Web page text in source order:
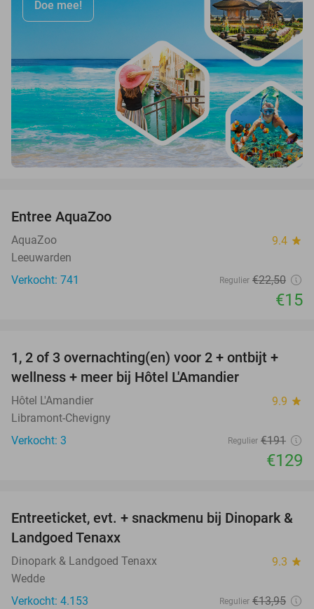
Doe mee!
Entree AquaZoo
AquaZoo 9.4 star
Leeuwarden
Verkocht: 741
Regulier €22,50
€15
32%
TODAY
1, 2 of 3 overnachting(en) voor 2 + ontbijt +
wellness + meer bij Hôtel L'Amandier
Hôtel L'Amandier 9.9 star
Libramont-Chevigny
Verkocht: 3
Regulier €191
€129
22%
Entreeticket, evt. + snackmenu bij Dinopark &
Landgoed Tenaxx
Dinopark & Landgoed Tenaxx 9.3 star
Wedde
Verkocht: 4.153
Regulier €13,95